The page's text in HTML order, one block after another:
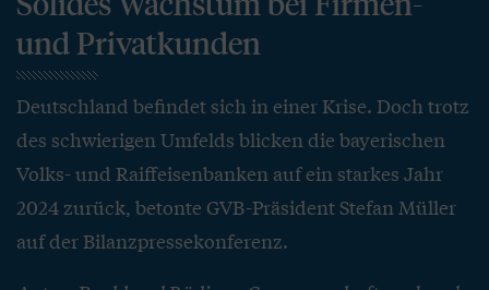
und Privatkunden
Deutschland befindet sich in einer Krise. Doch trotz
des schwierigen Umfelds blicken die bayerischen
Volks- und Raiffeisenbanken auf ein starkes Jahr
2024 zurück, betonte GVB-Präsident Stefan Müller
auf der Bilanzpressekonferenz.